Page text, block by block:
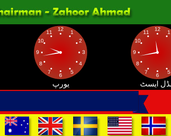
یورپ ایسٹ